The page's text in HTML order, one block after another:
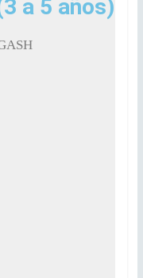
a 5 años)